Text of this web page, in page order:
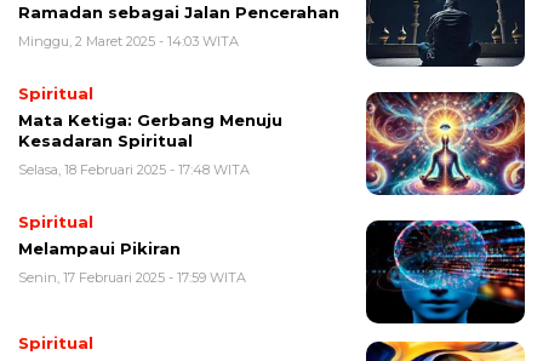
Ramadan sebagai Jalan Pencerahan
Minggu, 2 Maret 2025 - 14:03 WITA
Spiritual
Mata Ketiga: Gerbang Menuju
Kesadaran Spiritual
Selasa, 18 Februari 2025 - 17:48 WITA
Spiritual
Melampaui Pikiran
Senin, 17 Februari 2025 - 17:59 WITA
Spiritual